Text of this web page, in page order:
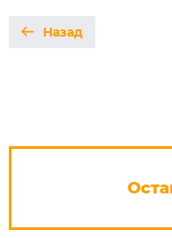
Назад